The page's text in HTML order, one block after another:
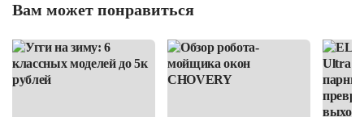
Вам может понравиться